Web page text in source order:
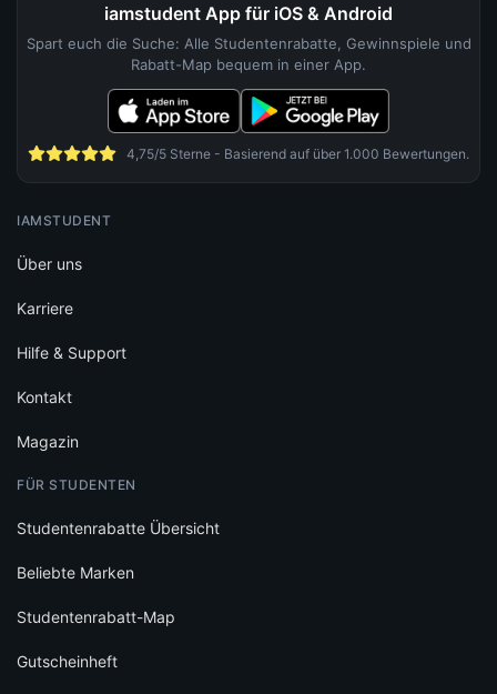
iamstudent App für iOS & Android
Spart euch die Suche: Alle Studentenrabatte, Gewinnspiele und
Rabatt-Map bequem in einer App.
4,75/5 Sterne - Basierend auf über 1.000 Bewertungen.
IAMSTUDENT
Über uns
Karriere
Hilfe & Support
Kontakt
Magazin
FÜR STUDENTEN
Studentenrabatte Übersicht
Beliebte Marken
Studentenrabatt-Map
Gutscheinheft